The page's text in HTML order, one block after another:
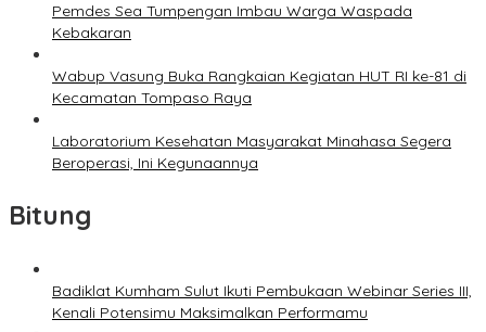
Pemdes Sea Tumpengan Imbau Warga Waspada
Kebakaran
Wabup Vasung Buka Rangkaian Kegiatan HUT RI ke-81 di
Kecamatan Tompaso Raya
Laboratorium Kesehatan Masyarakat Minahasa Segera
Beroperasi, Ini Kegunaannya
Bitung
Badiklat Kumham Sulut Ikuti Pembukaan Webinar Series III,
Kenali Potensimu Maksimalkan Performamu